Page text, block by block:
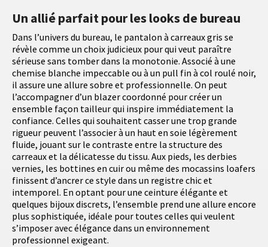
Un allié parfait pour les looks de bureau
Dans l’univers du bureau, le pantalon à carreaux gris se
révèle comme un choix judicieux pour qui veut paraître
sérieuse sans tomber dans la monotonie. Associé à une
chemise blanche impeccable ou à un pull fin à col roulé noir,
il assure une allure sobre et professionnelle. On peut
l’accompagner d’un blazer coordonné pour créer un
ensemble façon tailleur qui inspire immédiatement la
confiance. Celles qui souhaitent casser une trop grande
rigueur peuvent l’associer à un haut en soie légèrement
fluide, jouant sur le contraste entre la structure des
carreaux et la délicatesse du tissu. Aux pieds, les derbies
vernies, les bottines en cuir ou même des mocassins loafers
finissent d’ancrer ce style dans un registre chic et
intemporel. En optant pour une ceinture élégante et
quelques bijoux discrets, l’ensemble prend une allure encore
plus sophistiquée, idéale pour toutes celles qui veulent
s’imposer avec élégance dans un environnement
professionnel exigeant.